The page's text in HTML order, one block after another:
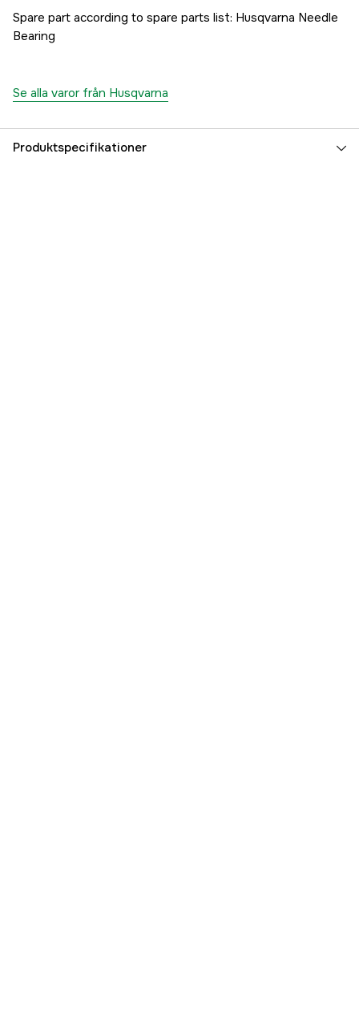
Spare part according to spare parts list: Husqvarna Needle
Bearing
Se alla varor från Husqvarna
Produktspecifikationer